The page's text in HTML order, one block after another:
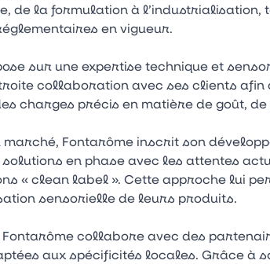
de la formulation à
en vigueur.
sur une expertise technique et
collaboration avec ses clients
charges précis en matière de goût,
Fontarôme inscrit son
en phase avec les attentes
« clean label ». Cette approche lui
sensorielle de leurs produits.
collabore avec des
aux spécificités locales. Grâce à